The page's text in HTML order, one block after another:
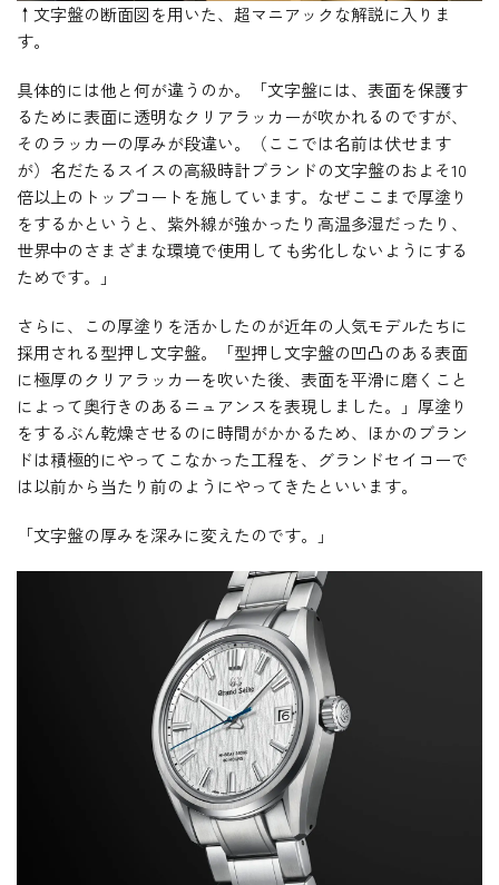
↑文字盤の断面図を用いた、超マニアックな解説に入りま
す。
具体的には他と何が違うのか。「文字盤には、表面を保護す
るために表面に透明なクリアラッカーが吹かれるのですが、
そのラッカーの厚みが段違い。（ここでは名前は伏せます
が）名だたるスイスの高級時計ブランドの文字盤のおよそ10
倍以上のトップコートを施しています。なぜここまで厚塗り
をするかというと、紫外線が強かったり高温多湿だったり、
世界中のさまざまな環境で使用しても劣化しないようにする
ためです。」
さらに、この厚塗りを活かしたのが近年の人気モデルたちに
採用される型押し文字盤。「型押し文字盤の凹凸のある表面
に極厚のクリアラッカーを吹いた後、表面を平滑に磨くこと
によって奥行きのあるニュアンスを表現しました。」厚塗り
をするぶん乾燥させるのに時間がかかるため、ほかのブラン
ドは積極的にやってこなかった工程を、グランドセイコーで
は以前から当たり前のようにやってきたといいます。
「文字盤の厚みを深みに変えたのです。」